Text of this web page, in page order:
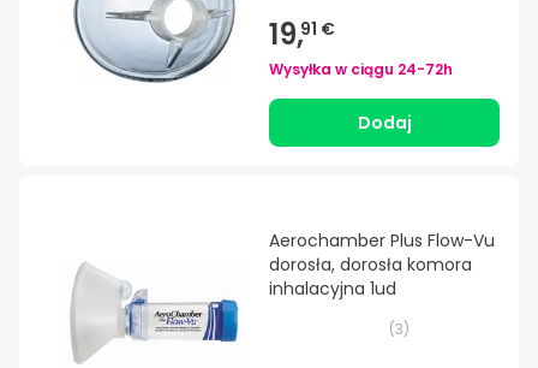
19,91 €
Wysyłka w ciągu 24-72h
Dodaj
Aerochamber Plus Flow-Vu
dorosła, dorosła komora
inhalacyjna 1ud
(3)